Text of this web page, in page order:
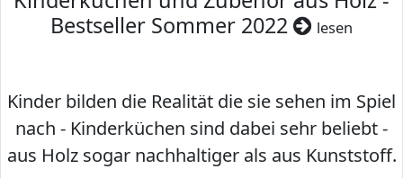
Bestseller Sommer 2022
lesen
Kinder bilden die Realität die sie sehen im Spiel
nach - Kinderküchen sind dabei sehr beliebt -
aus Holz sogar nachhaltiger als aus Kunststoff.